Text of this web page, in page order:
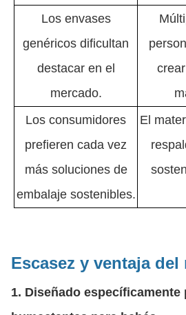
Los envases
genéricos dificultan
destacar en el
mercado.
Los consumidores
prefieren cada vez
más soluciones de
embalaje sostenibles.
El
Escasez y ventaja del
1. Diseñado